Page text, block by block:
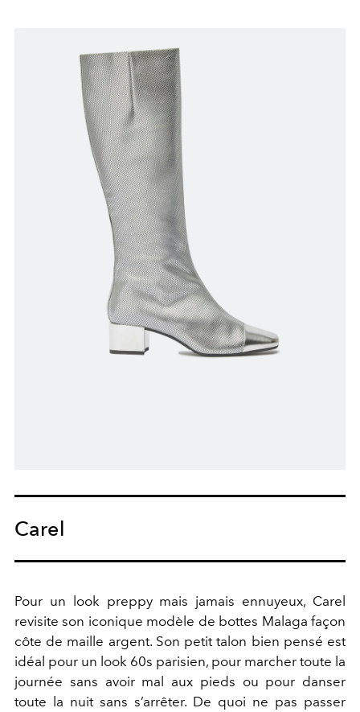
Carel
Pour un look preppy mais jamais ennuyeux, Carel
revisite son iconique modèle de bottes Malaga façon
côte de maille argent. Son petit talon bien pensé est
idéal pour un look 60s parisien, pour marcher toute la
journée sans avoir mal aux pieds ou pour danser
toute la nuit sans s’arrêter. De quoi ne pas passer